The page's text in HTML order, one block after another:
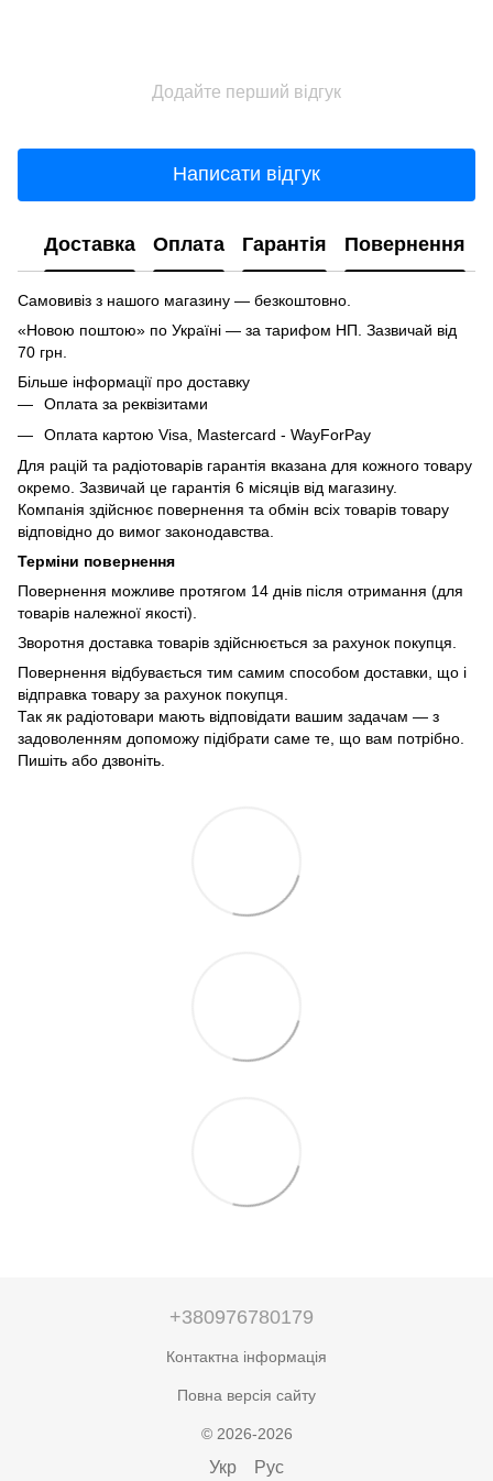
Додайте перший відгук
Написати відгук
Доставка Оплата Гарантія Повернення
Самовивіз з нашого магазину — безкоштовно.
«Новою поштою» по Україні — за тарифом НП. Зазвичай від
70 грн.
Більше інформації про доставку
Оплата за реквізитами
Оплата картою Visa, Mastercard - WayForPay
Для рацій та радіотоварів гарантія вказана для кожного товару
окремо. Зазвичай це гарантія 6 місяців від магазину.
Компанія здійснює повернення та обмін всіх товарів товару
відповідно до вимог законодавства.
Терміни повернення
Повернення можливе протягом 14 днів після отримання (для
товарів належної якості).
Зворотня доставка товарів здійснюється за рахунок покупця.
Повернення відбувається тим самим способом доставки, що і
відправка товару за рахунок покупця.
Так як радіотовари мають відповідати вашим задачам — з
задоволенням допоможу підібрати саме те, що вам потрібно.
Пишіть або дзвоніть.
+380976780179
Контактна інформація
Повна версія сайту
© 2026-2026
Укр Рус